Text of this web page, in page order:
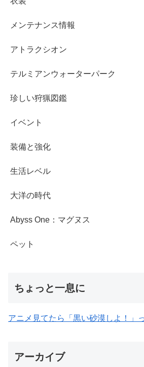
メンテナンス情報
アトラクシオン
テルミアンウォーターパーク
珍しい狩猟図鑑
イベント
装備と強化
生活レベル
大洋の時代
Abyss One：マグヌス
ペット
ちょっと一息に
アニメ見てたら「黒い砂漠しよ！」
アーカイブ